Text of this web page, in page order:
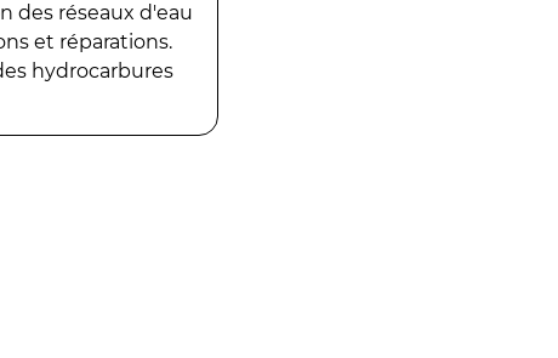
des réseaux d'eau
et réparations.
hydrocarbures